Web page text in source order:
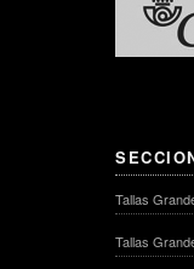
Tallas
Tallas